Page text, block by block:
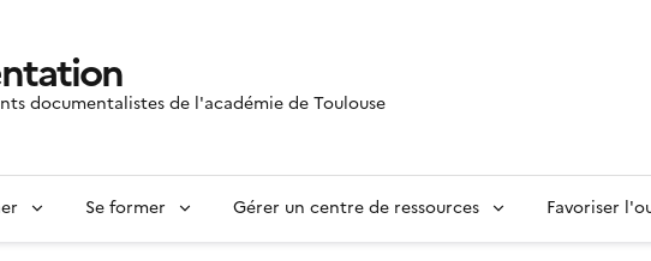
documentalistes de l'académie de Toulouse
Se former Gérer un centre de ressources Favoriser